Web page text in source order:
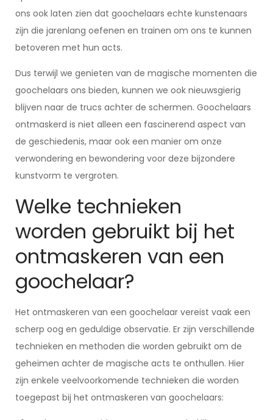
ons ook laten zien dat goochelaars echte kunstenaars
zijn die jarenlang oefenen en trainen om ons te kunnen
betoveren met hun acts.
Dus terwijl we genieten van de magische momenten die
goochelaars ons bieden, kunnen we ook nieuwsgierig
blijven naar de trucs achter de schermen. Goochelaars
ontmaskerd is niet alleen een fascinerend aspect van
de geschiedenis, maar ook een manier om onze
verwondering en bewondering voor deze bijzondere
kunstvorm te vergroten.
Welke technieken
worden gebruikt bij het
ontmaskeren van een
goochelaar?
Het ontmaskeren van een goochelaar vereist vaak een
scherp oog en geduldige observatie. Er zijn verschillende
technieken en methoden die worden gebruikt om de
geheimen achter de magische acts te onthullen. Hier
zijn enkele veelvoorkomende technieken die worden
toegepast bij het ontmaskeren van goochelaars: